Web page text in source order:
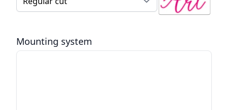
Mounting system